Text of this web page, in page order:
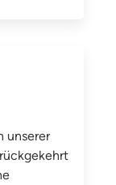
unserer